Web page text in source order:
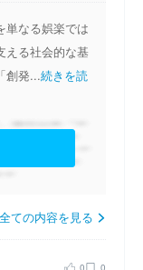
単なる娯楽では
える社会的な基
創発...続きを読
全ての内容を見る